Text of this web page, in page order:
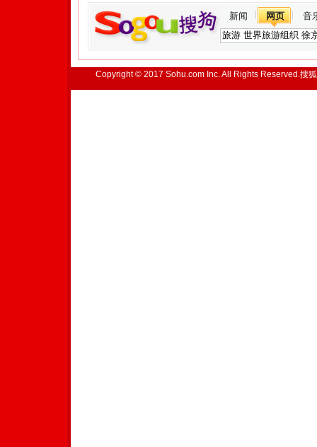
新闻 网页 音
Copyright © 2017 Sohu.com Inc. All Rights Reserved.搜